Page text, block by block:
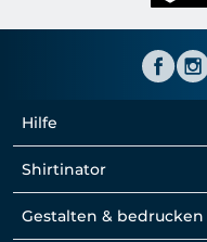
Hilfe
Shirtinator
Gestalten & bedrucken